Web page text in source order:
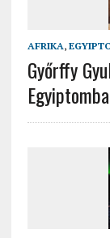
AFRIKA,
Győrffy